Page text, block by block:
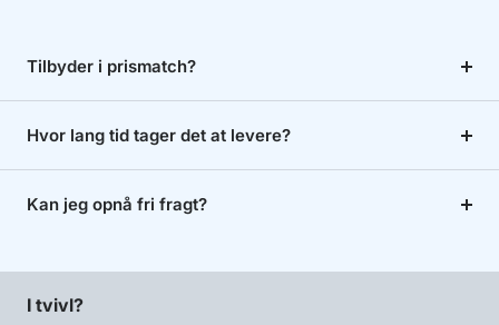
Tilbyder i prismatch?
Hvor lang tid tager det at levere?
Kan jeg opnå fri fragt?
I tvivl?